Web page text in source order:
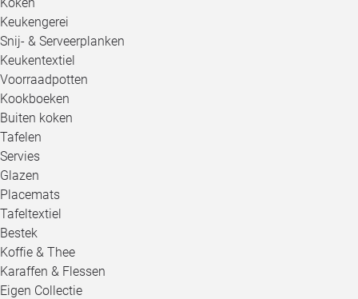
Keukengerei
Snij- & Serveerplanken
Keukentextiel
Voorraadpotten
Kookboeken
Buiten koken
Tafelen
Servies
Glazen
Placemats
Tafeltextiel
Bestek
Koffie & Thee
Karaffen & Flessen
Eigen Collectie